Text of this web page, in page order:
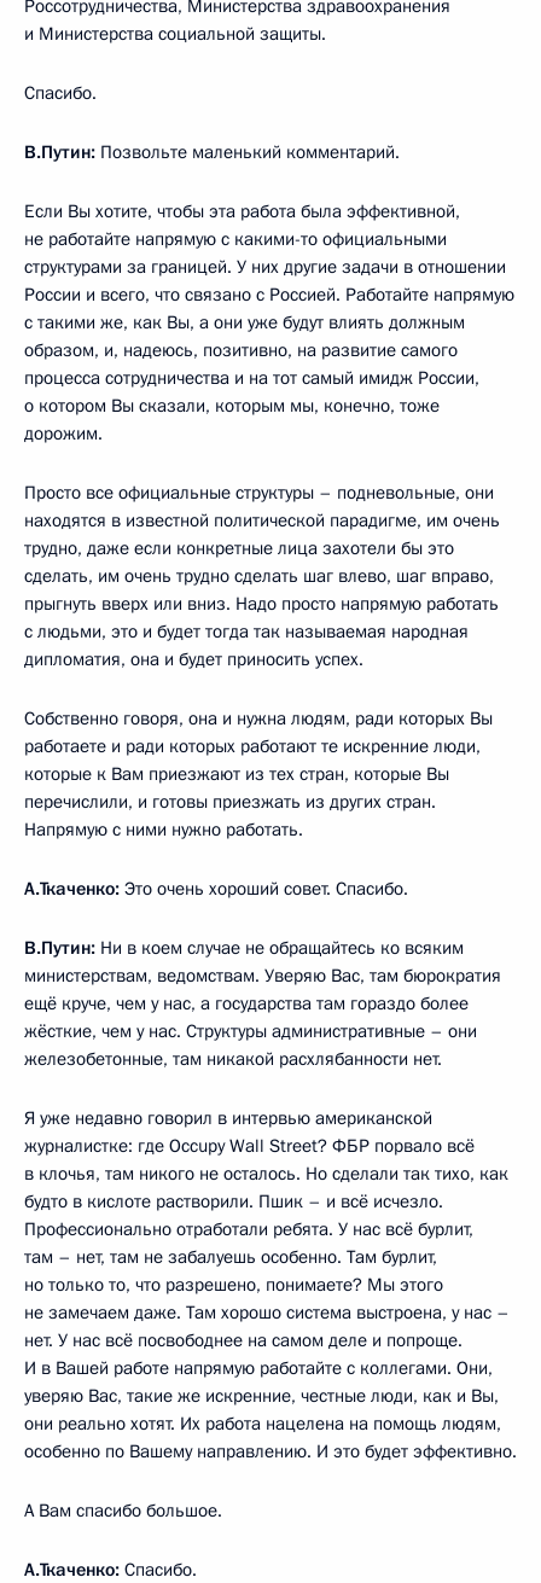
Россотрудничества, Министерства здравоохранения
и Министерства социальной защиты.
Спасибо.
В.Путин: Позвольте маленький комментарий.
Если Вы хотите, чтобы эта работа была эффективной,
не работайте напрямую с какими-то официальными
структурами за границей. У них другие задачи в отношении
России и всего, что связано с Россией. Работайте напрямую
с такими же, как Вы, а они уже будут влиять должным
образом, и, надеюсь, позитивно, на развитие самого
процесса сотрудничества и на тот самый имидж России,
о котором Вы сказали, которым мы, конечно, тоже
дорожим.
Просто все официальные структуры – подневольные, они
находятся в известной политической парадигме, им очень
трудно, даже если конкретные лица захотели бы это
сделать, им очень трудно сделать шаг влево, шаг вправо,
прыгнуть вверх или вниз. Надо просто напрямую работать
с людьми, это и будет тогда так называемая народная
дипломатия, она и будет приносить успех.
Собственно говоря, она и нужна людям, ради которых Вы
работаете и ради которых работают те искренние люди,
которые к Вам приезжают из тех стран, которые Вы
перечислили, и готовы приезжать из других стран.
Напрямую с ними нужно работать.
А.Ткаченко: Это очень хороший совет. Спасибо.
В.Путин: Ни в коем случае не обращайтесь ко всяким
министерствам, ведомствам. Уверяю Вас, там бюрократия
ещё круче, чем у нас, а государства там гораздо более
жёсткие, чем у нас. Структуры административные – они
железобетонные, там никакой расхлябанности нет.
Я уже недавно говорил в интервью американской
журналистке: где Occupy Wall Street? ФБР порвало всё
в клочья, там никого не осталось. Но сделали так тихо, как
будто в кислоте растворили. Пшик – и всё исчезло.
Профессионально отработали ребята. У нас всё бурлит,
там – нет, там не забалуешь особенно. Там бурлит,
но только то, что разрешено, понимаете? Мы этого
не замечаем даже. Там хорошо система выстроена, у нас –
нет. У нас всё посвободнее на самом деле и попроще.
И в Вашей работе напрямую работайте с коллегами. Они,
уверяю Вас, такие же искренние, честные люди, как и Вы,
они реально хотят. Их работа нацелена на помощь людям,
особенно по Вашему направлению. И это будет эффективно.
А Вам спасибо большое.
А.Ткаченко: Спасибо.